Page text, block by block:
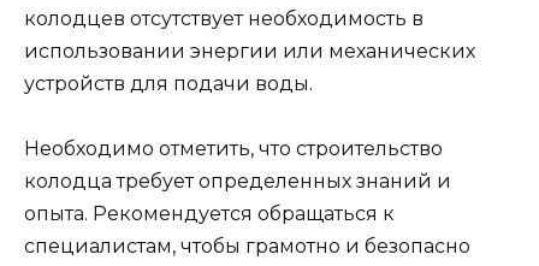
колодцев отсутствует необходимость в
использовании энергии или механических
устройств для подачи воды.
Необходимо отметить, что строительство
колодца требует определенных знаний и
опыта. Рекомендуется обращаться к
специалистам, чтобы грамотно и безопасно